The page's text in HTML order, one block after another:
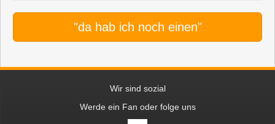
"da hab ich noch einen"
Wir sind sozial
Werde ein Fan oder folge uns